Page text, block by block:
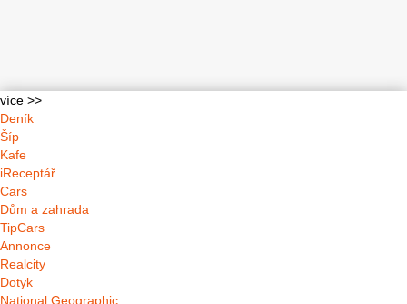
více >>
Deník
Šíp
Kafe
iReceptář
Cars
Dům a zahrada
TipCars
Annonce
Realcity
Dotyk
National Geographic